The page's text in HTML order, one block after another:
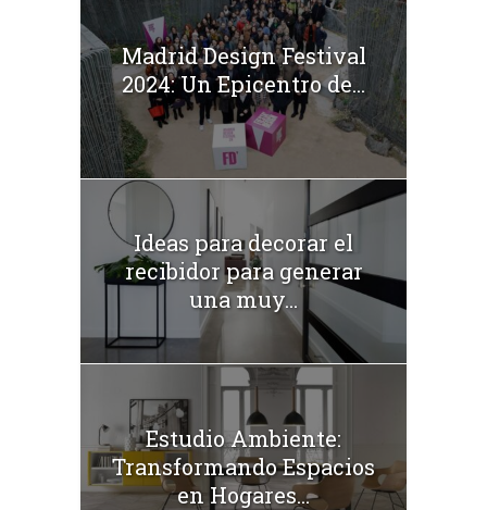
Madrid Design Festival
2024: Un Epicentro de...
Ideas para decorar el
recibidor para generar
una muy...
Estudio Ambiente:
Transformando Espacios
en Hogares...